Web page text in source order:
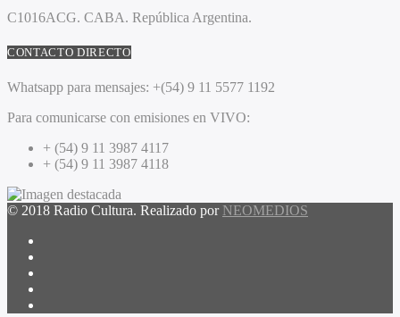
C1016ACG. CABA. República Argentina.
CONTACTO DIRECTO
Whatsapp para mensajes: +(54) 9 11 5577 1192
Para comunicarse con emisiones en VIVO:
+ (54) 9 11 3987 4117
+ (54) 9 11 3987 4118
© 2018 Radio Cultura. Realizado por NEOMEDIOS